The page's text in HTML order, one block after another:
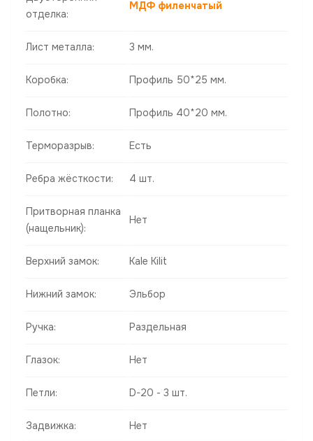
отделка:
МДФ филенчатый
Лист металла: 3 мм.
Коробка: Профиль 50*25 мм.
Полотно: Профиль 40*20 мм.
Терморазрыв: Есть
Ребра жёсткости: 4 шт.
Притворная планка
(нащельник):
Нет
Верхний замок: Kale Kilit
Нижний замок: Эльбор
Ручка: Раздельная
Глазок: Нет
Петли: D-20 - 3 шт.
Задвижка: Нет